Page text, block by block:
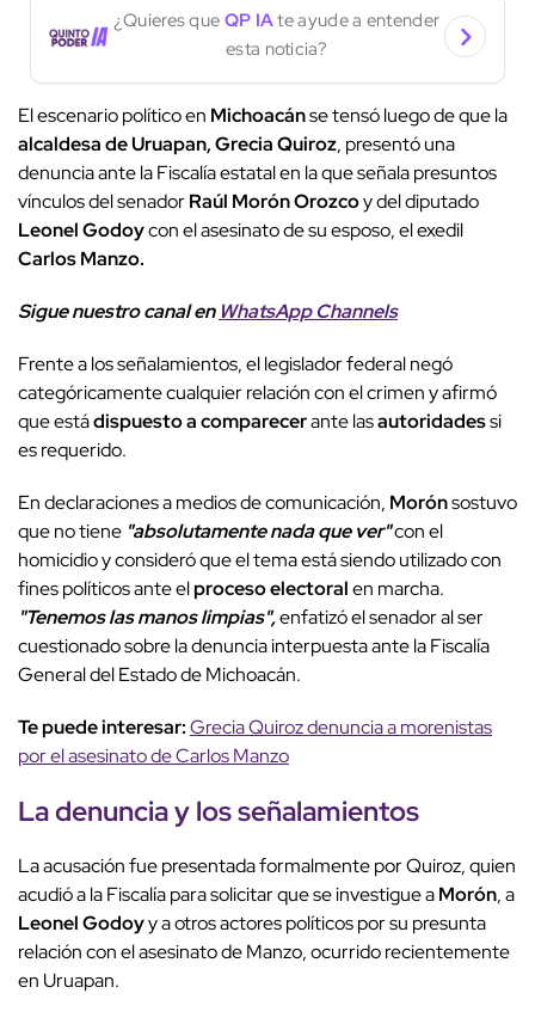
¿Quieres que QP IAte ayude a entender
esta noticia?
El escenario político en Michoacánse tensó luego de que la
alcaldesa deUruapan, Grecia Quiroz, presentó una
denuncia ante la Fiscalía estatal en la que señala presuntos
vínculos del senadorRaúl Morón Orozcoy del diputado
Leonel Godoycon el asesinato de su esposo, el exedil
Carlos Manzo.
Sigue nuestro canal en WhatsApp Channels
Frente a los señalamientos, el legislador federal negó
categóricamente cualquier relación con el crimen y afirmó
que estádispuesto a comparecerante lasautoridadessi
es requerido.
En declaraciones a medios de comunicación, Morónsostuvo
que no tiene "absolutamente nada que ver"con el
homicidio y consideró que el tema está siendo utilizado con
fines políticos ante elproceso electoralen marcha.
"Tenemos las manos limpias",enfatizó el senador al ser
cuestionado sobre la denuncia interpuesta ante la Fiscalía
General del Estado de Michoacán.
Te puede interesar:Grecia Quiroz denuncia a morenistas
por el asesinato de Carlos Manzo
La denuncia y los señalamientos
La acusación fue presentada formalmente por Quiroz, quien
acudió a la Fiscalía para solicitar que se investigue aMorón, a
Leonel Godoyy a otros actores políticos por su presunta
relación con el asesinato de Manzo, ocurrido recientemente
en Uruapan.